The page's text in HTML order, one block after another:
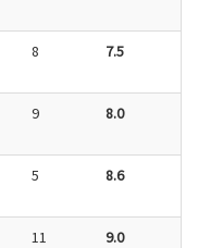
8 7.5
9 8.0
5 8.6
11 9.0